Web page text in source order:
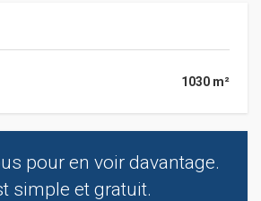
1030 m²
pour en voir davantage.
simple et gratuit.